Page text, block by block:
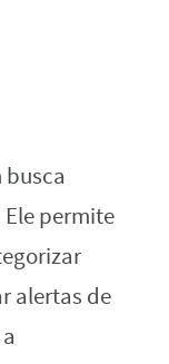
busca
permite
alertas de